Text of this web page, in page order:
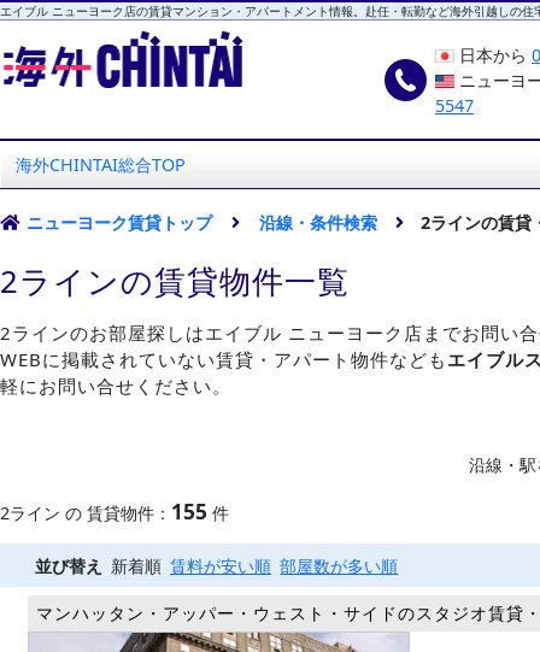
エイブル ニューヨーク店の賃貸マンション・アパートメント情報。赴任・転勤など海外引越しの住
日本から
ニューヨ
5547
海外CHINTAI総合TOP
ニューヨーク賃貸トップ 沿線・条件検索 2ラインの賃貸
2ラインの賃貸物件一覧
2ラインのお部屋探しはエイブル ニューヨーク店までお問い
WEBに掲載されていない賃貸・アパート物件なども エイブル
軽にお問い合せください。
沿線・
2ライン の 賃貸物件： 155 件
並び替え 新着順 賃料が安い順 部屋数が多い順
マンハッタン・アッパー・ウェスト・サイドのスタジオ賃貸